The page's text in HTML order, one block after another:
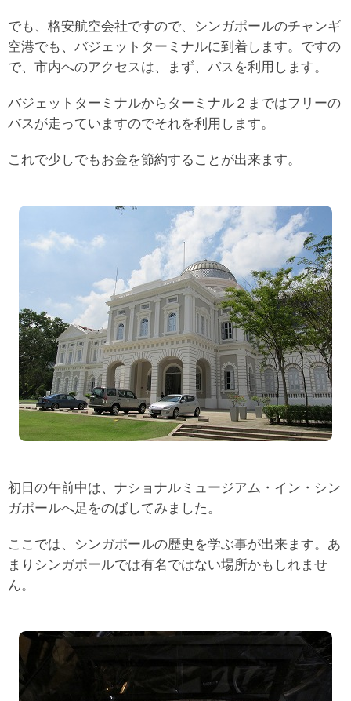
でも、格安航空会社ですので、シンガポールのチャンギ
空港でも、バジェットターミナルに到着します。ですの
で、市内へのアクセスは、まず、バスを利用します。
バジェットターミナルからターミナル２まではフリーの
バスが走っていますのでそれを利用します。
これで少しでもお金を節約することが出来ます。
初日の午前中は、ナショナルミュージアム・イン・シン
ガポールへ足をのばしてみました。
ここでは、シンガポールの歴史を学ぶ事が出来ます。あ
まりシンガポールでは有名ではない場所かもしれませ
ん。